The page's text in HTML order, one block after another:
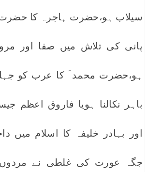
سیلاب ہو،حضرت ہاجرہ کا حضرت
پانی کی تلاش میں صفا اور
ہو،حضرت محمد ؐ کا عرب کو
باہر نکالنا ہویا فاروق اعظم
اور بہادر خلیفہ کا اسلام میں
جگہ عورت کی غلطی نے